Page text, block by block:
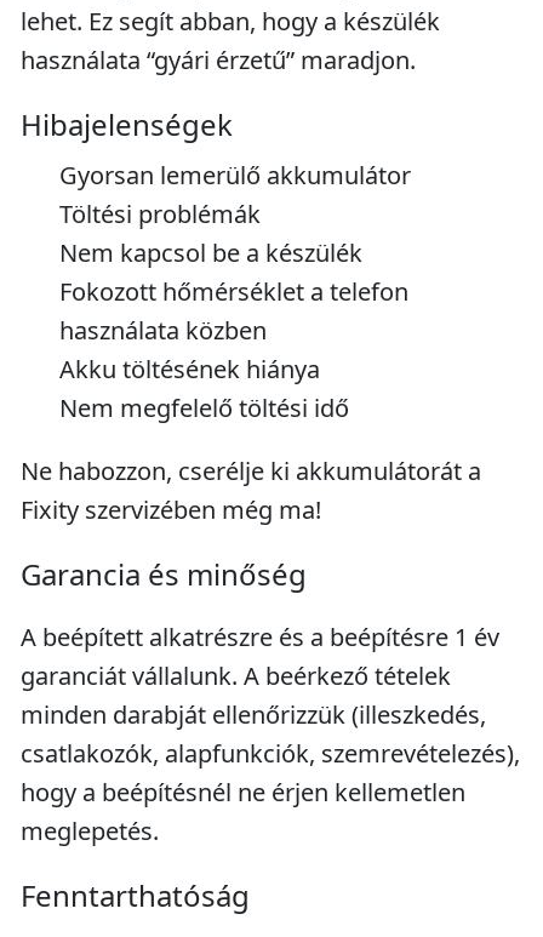
lehet. Ez segít abban, hogy a készülék
használata “gyári érzetű” maradjon.
Hibajelenségek
Gyorsan lemerülő akkumulátor
Töltési problémák
Nem kapcsol be a készülék
Fokozott hőmérséklet a telefon
használata közben
Akku töltésének hiánya
Nem megfelelő töltési idő
Ne habozzon, cserélje ki akkumulátorát a
Fixity szervizében még ma!
Garancia és minőség
A beépített alkatrészre és a beépítésre 1 év
garanciát vállalunk. A beérkező tételek
minden darabját ellenőrizzük (illeszkedés,
csatlakozók, alapfunkciók, szemrevételezés),
hogy a beépítésnél ne érjen kellemetlen
meglepetés.
Fenntarthatóság